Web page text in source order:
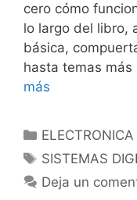
cero cómo
lo largo del libro,
básica,
hasta temas
más
C
a
e
ELECTRONICA
E
t
SISTEMAS
Deja un